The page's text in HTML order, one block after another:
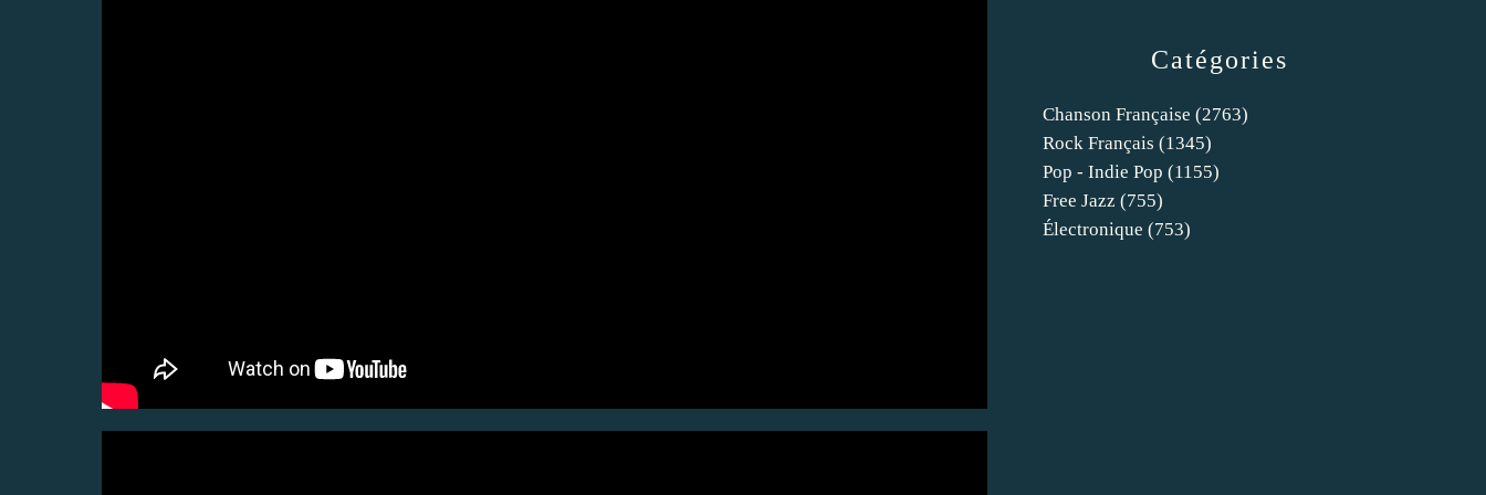
Catégories
Chanson Française (2763)
Rock Français (1345)
Pop - Indie Pop (1155)
Free Jazz (755)
Électronique (753)